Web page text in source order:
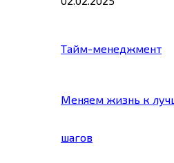
Тайм-менеджмент
Меняем жизнь к
шагов